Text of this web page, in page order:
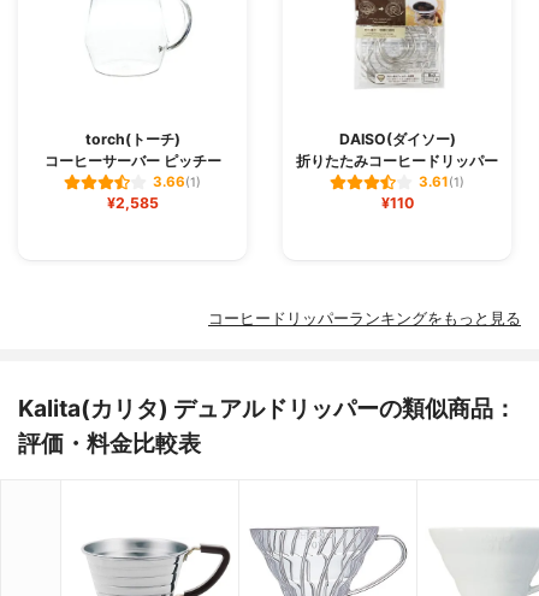
torch(トーチ)
コーヒーサーバー ピッチー
3.66(1)
¥2,585
DAISO(ダイソー)
折りたたみコーヒードリッパー
3.61(1)
¥110
コーヒードリッパーランキングをもっと見る
Kalita(カリタ) デュアルドリッパーの類似商品：
評価・料金比較表